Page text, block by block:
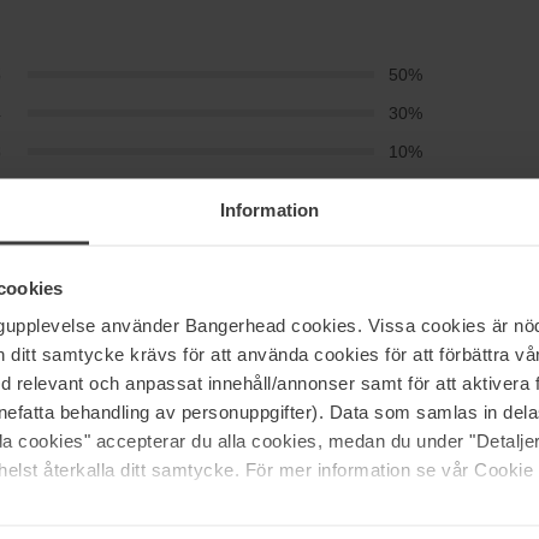
Information
använder Bangerhead cookies. Vissa cookies är
ditt samtycke krävs för att använda cookies för att förbättra
relevant och anpassat innehåll/annonser samt för att aktivera
behandling av personuppgifter). Data som samlas in
cookies" accepterar du alla cookies, medan du under
återkalla ditt samtycke. För mer information se vår
50%
30%
10%
ikke så meget som mange andre tilsvarende
at den skal give volumen ved at få håret til at føles ru
jeg bemærkede ikke meget volumen. Ellers er det en